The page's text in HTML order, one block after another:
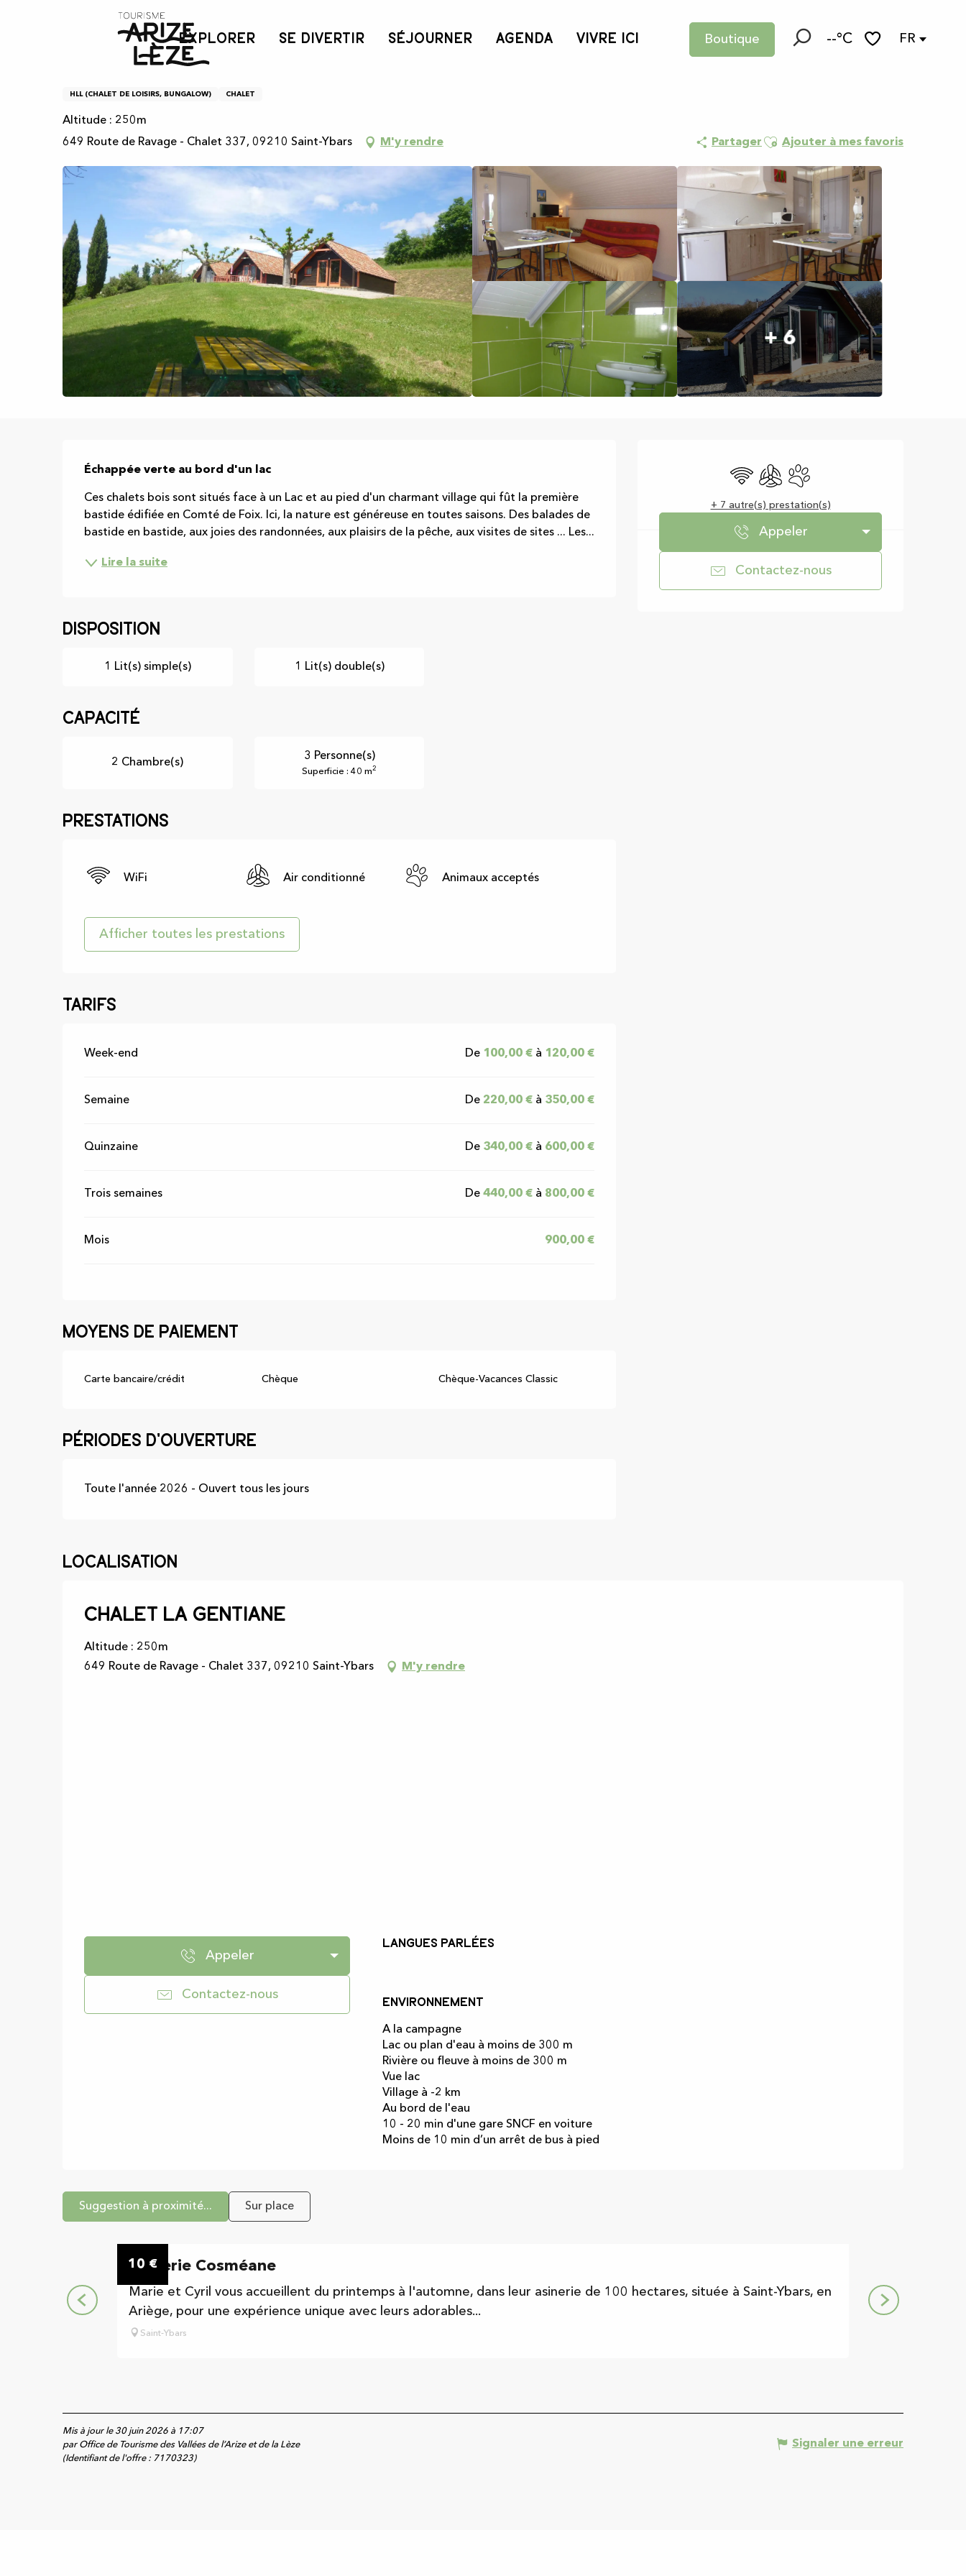
Boutique --°C FR
EXPLORER SE DIVERTIR SÉJOURNER AGENDA VIVRE ICI
Chalet La Gentiane
Chalet La Gentiane
HLL (CHALET DE LOISIRS, BUNGALOW) CHALET
Altitude : 250m
649 Route de Ravage - Chalet 337, 09210 Saint-Ybars
M'y rendre Partager Ajouter aux favoris
Ajouter à mes favoris
+ 6
Ouverture et
WiFi Air conditionné
Animaux acceptés
+ 7 autre(s) prestation(s)
Appeler
Contactez-nous
Description
Échappée verte au bord d'un lac
Ces chalets bois sont situés face à un Lac et au pied d'un charmant village qui fût la première
bastide édifiée en Comté de Foix. Ici, la nature est généreuse en toutes saisons. Des balades de
bastide en bastide, aux joies des randonnées, aux plaisirs de la pêche, aux visites de sites ... Les...
Lire la suite
Disposition
1 Lit(s) simple(s) 1 Lit(s) double(s)
Capacité
2 Chambre(s)
3 Personne(s)
Superficie : 40 m2
Prestations
WiFi Air conditionné Animaux acceptés
Afficher toutes les prestations
Tarifs
Tarifs 2026
Week-end De 100,00 € à 120,00 €
Semaine De 220,00 € à 350,00 €
Quinzaine De 340,00 € à 600,00 €
Trois semaines De440,00 € à 800,00 €
Mois 900,00 €
Moyens de paiement
Carte bancaire/crédit Chèque Chèque-Vacances Classic
Périodes d'ouverture
Toute l'année 2026 - Ouvert tous les jours
Localisation
Chalet La Gentiane
Altitude : 250m
649 Route de Ravage - Chalet 337, 09210 Saint-Ybars
M'y rendre
Appeler
Contactez-nous
Langues parlées
Langues parlées
Environnement
Environnement
A la campagne
Lac ou plan d'eau à moins de 300 m
Rivière ou fleuve à moins de 300 m
Vue lac
Village à -2 km
Au bord de l'eau
10 - 20 min d'une gare SNCF en voiture
Moins de 10 min d’un arrêt de bus à pied
Suggestion à proximité... Sur place
10 €
Asinerie Cosméane
Marie et Cyril vous accueillent du printemps à l'automne, dans leur asinerie de 100 hectares, située à Saint-Ybars, en
Ariège, pour une expérience unique avec leurs adorables...
Saint-Ybars
Plan d'eau en
Saint-Ybars
Mis à jour le 30 juin 2026 à 17:07
par Office de Tourisme des Vallées de l’Arize et de la Lèze
(Identifiant de l'offre : 7170323)
Signaler une erreur